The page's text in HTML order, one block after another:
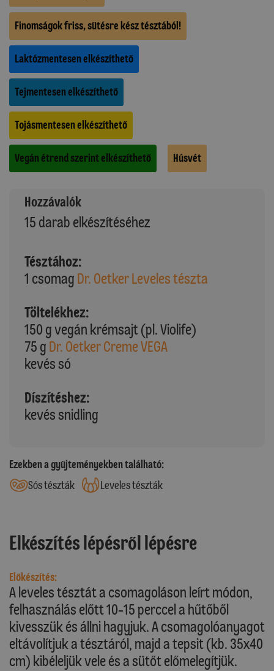
Finomságok friss, sütésre kész tésztából!
Laktózmentesen elkészíthető
Tejmentesen elkészíthető
Tojásmentesen elkészíthető
Vegán étrend szerint elkészíthető Húsvét
Hozzávalók
15 darab elkészítéséhez
Tésztához:
1 csomag Dr. Oetker Leveles tészta
Töltelékhez:
150 g vegán krémsajt (pl. Violife)
75 g Dr. Oetker Creme VEGA
kevés só
Díszítéshez:
kevés snidling
Ezekben a gyűjteményekben található:
Sós tészták
Leveles tészták
Elkészítés lépésről lépésre
Előkészítés:
A leveles tésztát a csomagoláson leírt módon,
felhasználás előtt 10-15 perccel a hűtőből
kivesszük és állni hagyjuk. A csomagolóanyagot
eltávolítjuk a tésztáról, majd a tepsit (kb. 35x40
cm) kibéleljük vele és a sütőt előmelegítjük.